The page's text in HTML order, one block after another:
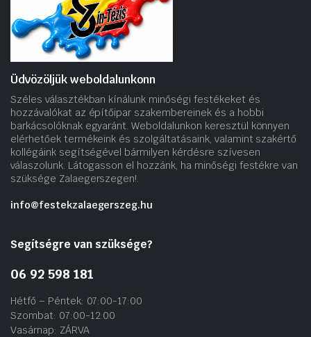
Üdvözöljük weboldalunkonn
Széles választékban kínálunk minőségi festékeket és
hozzávalókat az építőipar szakembereinek és a hobbi
barkácsolóknak egyaránt. Weboldalunkon keresztül könnyen
elérhetőek termékeink és szolgáltatásaink, valamint szakértő
kollégáink segítségével bármilyen kérdésre szívesen
válaszolunk. Látogasson el hozzánk, ha minőségi festékre van
szüksége Zalaegerszegen!.
info@festekzalaegerszeg.hu
Segítségre van szüksége?
06 92 598 181
Hétfő – Péntek: 07:00-17:00
Szombat: 07:00-12:00
Vasárnap: ZÁRVA